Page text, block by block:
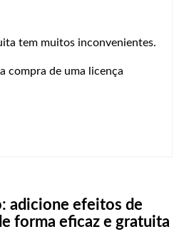
tem muitos inconvenientes.
compra de uma licença
adicione efeitos de
forma eficaz e gratuita